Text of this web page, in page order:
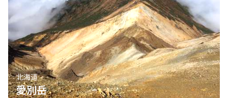
北海道
愛別岳